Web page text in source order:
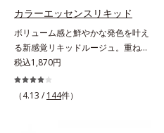
「ナノVCショットカプセル」を配
合。カプセルが浸透してから成分を
放出する特殊技術によって、高い浸
透力(*2)と安定性を実現。毛穴の目
立ちをしっかりケア(*3)して、ゆら
ぎやすいニキビ肌を、みずみずしい
清潔な垢抜け肌(*4)へと導きます。
カラーエッセンスリキッド
ボリューム感と鮮やかな発色を叶え
る新感覚リキッドルージュ。重ねる
ほど、鮮やかにボリューミーに。1
本で美しい仕上がりを叶えるリキッ
ドルージュです。唇の凹凸を均一に
税込1,870円
（4.13 / 144件）